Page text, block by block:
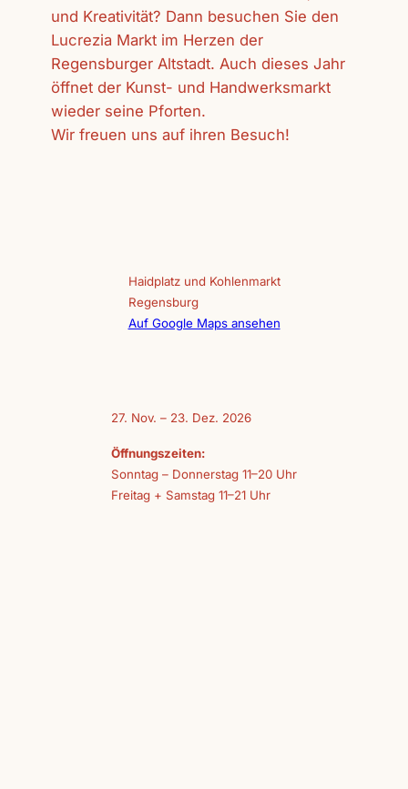
und Kreativität? Dann besuchen Sie den
Lucrezia Markt im Herzen der
Regensburger Altstadt. Auch dieses Jahr
öffnet der Kunst- und Handwerksmarkt
wieder seine Pforten.
Wir freuen uns auf ihren Besuch!
Haidplatz und Kohlenmarkt
Regensburg
Auf Google Maps ansehen
27. Nov. – 23. Dez. 2026
Öffnungszeiten:
Sonntag – Donnerstag 11–20 Uhr
Freitag + Samstag 11–21 Uhr